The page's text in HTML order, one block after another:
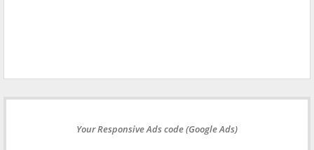
Your Responsive Ads code (Google Ads)